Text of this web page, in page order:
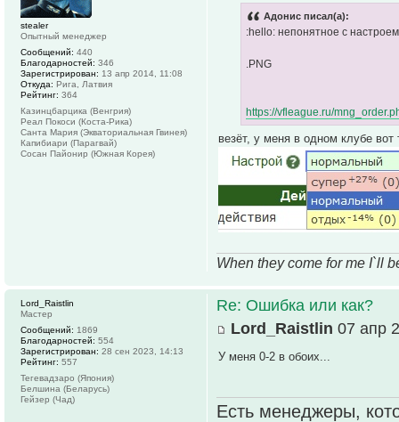
Адонис писал(а):
:hello: непонятное с
.PNG
https://vfleague.ru/
везёт, у меня в одном клубе вот
When they come for me I`ll
stealer
Опытный менеджер
Сообщений: 440
Благодарностей: 346
Зарегистрирован: 13 апр 2014, 11:08
Откуда: Рига, Латвия
Рейтинг: 364
Казинцбарцика (Венгрия)
Реал Покоси (Коста-Рика)
Санта Мария (Экваториальная Гвинея)
Капибиари (Парагвай)
Сосан Пайонир (Южная Корея)
Re: Ошибка или как?
Lord_Raistlin 07 апр
У меня 0-2 в обоих...
Есть менеджеры,
Lord_Raistlin
Мастер
Сообщений: 1869
Благодарностей: 554
Зарегистрирован: 28 сен 2023, 14:13
Рейтинг: 557
Тегевадзаро (Япония)
Белшина (Беларусь)
Гейзер (Чад)